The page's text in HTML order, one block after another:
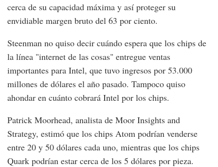
cerca de su capacidad máxima y así proteger su
envidiable margen bruto del 63 por ciento.
Steenman no quiso decir cuándo espera que los chips de
la línea "internet de las cosas" entregue ventas
importantes para Intel, que tuvo ingresos por 53.000
millones de dólares el año pasado. Tampoco quiso
ahondar en cuánto cobrará Intel por los chips.
Patrick Moorhead, analista de Moor Insights and
Strategy, estimó que los chips Atom podrían venderse
entre 20 y 50 dólares cada uno, mientras que los chips
Quark podrían estar cerca de los 5 dólares por pieza.